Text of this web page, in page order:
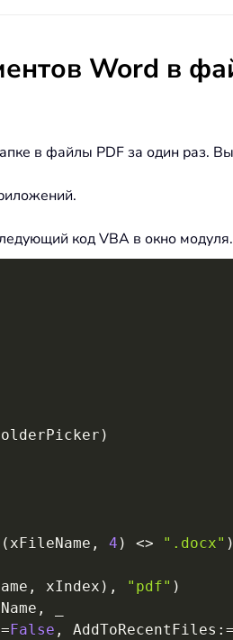
Word в
в файлы PDF за один раз.
код VBA в окно модуля.
)
( xFileName , 4 ) <> ".docx" )
, xIndex ) , "pdf" )
,
= False , AddToRecentFiles : =